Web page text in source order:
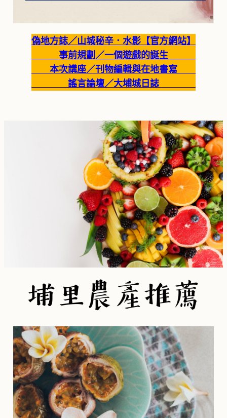
偽地方誌／山城秘辛．水影【官方網站】
事前規劃／一個遊戲的誕生
本次講座／刊物編輯與在地書寫
謠言論壇／大埔城日誌